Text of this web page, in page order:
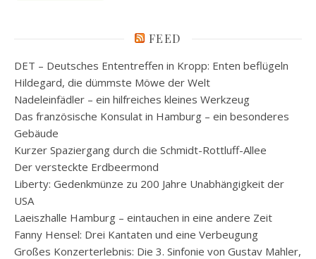
FEED
DET – Deutsches Ententreffen in Kropp: Enten beflügeln
Hildegard, die dümmste Möwe der Welt
Nadeleinfädler – ein hilfreiches kleines Werkzeug
Das französische Konsulat in Hamburg – ein besonderes
Gebäude
Kurzer Spaziergang durch die Schmidt-Rottluff-Allee
Der versteckte Erdbeermond
Liberty: Gedenkmünze zu 200 Jahre Unabhängigkeit der
USA
Laeiszhalle Hamburg – eintauchen in eine andere Zeit
Fanny Hensel: Drei Kantaten und eine Verbeugung
Großes Konzerterlebnis: Die 3. Sinfonie von Gustav Mahler,